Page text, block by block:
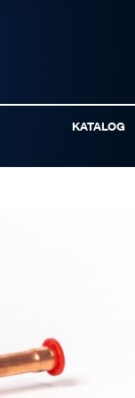
KATALOG